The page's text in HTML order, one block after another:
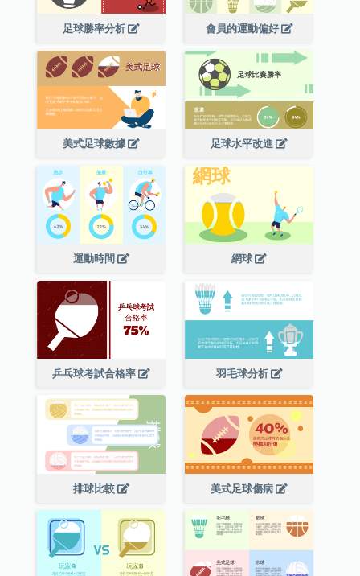
足球勝率分析 會員的運動偏好
美式足球數據 足球水平改進
運動時間 網球
乒乓球考試合格率 羽毛球分析
排球比較 美式足球傷病